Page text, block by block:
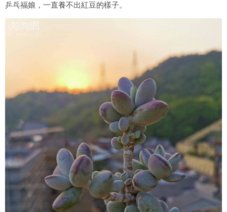
乒乓福娘，一直養不出紅豆的樣子。